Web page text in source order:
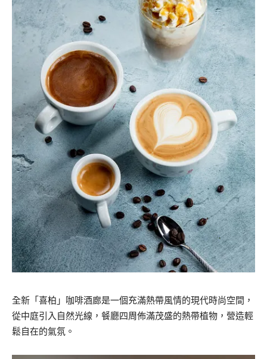
全新「喜柏」咖啡酒廊是一個充滿熱帶風情的現代時尚空間，
從中庭引入自然光線，餐廳四周佈滿茂盛的熱帶植物，營造輕
鬆自在的氣氛。